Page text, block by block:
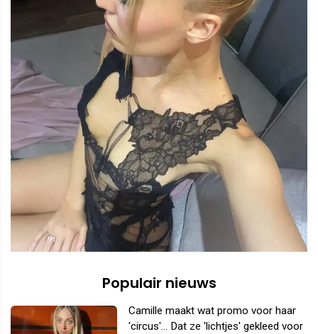
Populair nieuws
Camille maakt wat promo voor haar
'circus'... Dat ze 'lichtjes' gekleed voor